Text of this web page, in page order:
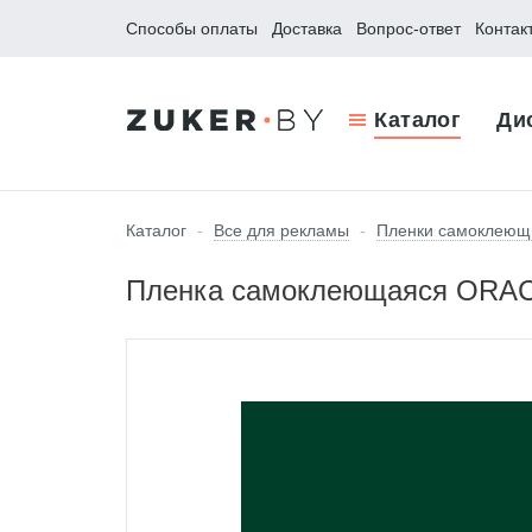
Способы оплаты Доставка Вопрос-ответ
Каталог
Каталог - Все для рекламы - Пленки
Пленка самоклеющаяся